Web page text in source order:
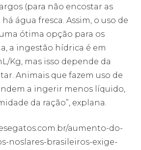
(para não encostar as
água fresca. Assim, o uso de
ótima opção para os
a ingestão hídrica é em
Kg, mas isso depende da
Animais que fazem uso de
a ingerir menos líquido,
da ração”, explana.
aumento-do-
noslares-brasileiros-exige-